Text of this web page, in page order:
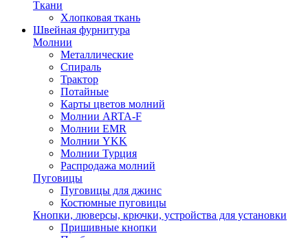
Ткани
Хлопковая ткань
Швейная фурнитура
Молнии
Металлические
Спираль
Трактор
Потайные
Карты цветов молний
Молнии ARTA-F
Молнии EMR
Молнии YKK
Молнии Турция
Распродажа молний
Пуговицы
Пуговицы для джинс
Костюмные пуговицы
Кнопки, люверсы, крючки, устройства для установки
Пришивные кнопки